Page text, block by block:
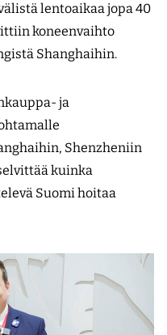
lentoaikaa jopa 40
koneenvaihto
Shanghaihin.
ja
Shenzheniin
kuinka
Suomi hoitaa